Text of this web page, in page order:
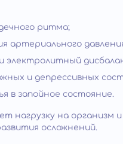
ритма;
артериального
электролитный
и депрессивных
в запойное состояние.
нагрузку на организм и
осложнений.